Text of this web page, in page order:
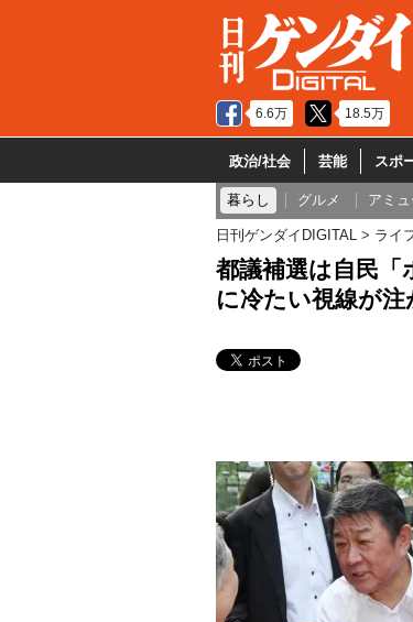
6.6万 18.5万
政治/社会 芸能 スポ
暮らし グルメ アミ
日刊ゲンダイDIGITAL ライ
都議補選は自民
に冷たい視線が